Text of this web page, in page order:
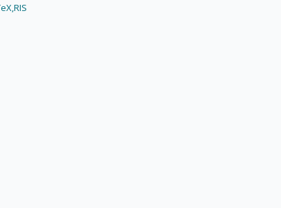
RIS